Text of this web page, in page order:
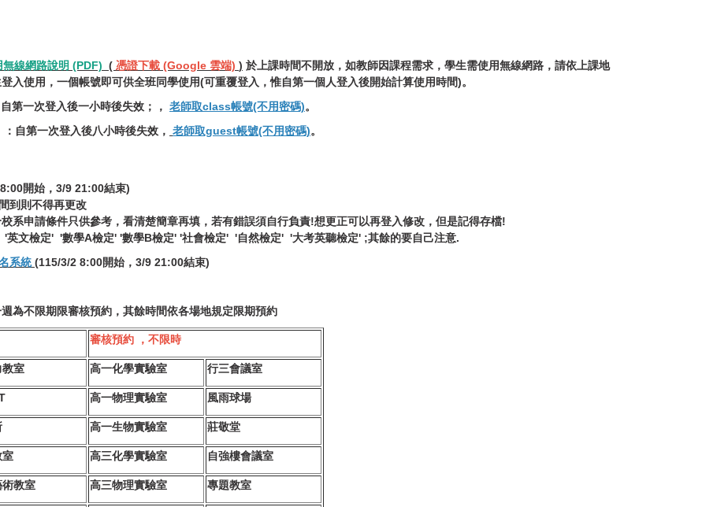
無線網路說明 (PDF) ( 憑證下載 (Google 雲端) ) 於上課時間不開放，如教師因課程需求，學生需使用無線網路，請依上課地
入使用，一個帳號即可供全班同學使用(可重覆登入，惟自第一個人登入後開始計算使用時間)。
第一次登入後一小時後失效；， 老師取class帳號(不用密碼)。
自第一次登入後八小時後失效， 老師取guest帳號(不用密碼)。
開始，3/9 21:00結束)
到則不得再更改
系申請條件只供參考，看清楚簡章再填，若有錯誤須自行負責!想更正可以再登入修改，但是記得存檔!
英文檢定' '數學A檢定' '數學B檢定' '社會檢定' '自然檢定' '大考英聽檢定' ;其餘的要自己注意.
系統 (115/3/2 8:00開始，3/9 21:00結束)
為不限期限審核預約，其餘時間依各場地規定限期預約
審核預約 ，不限時
教室 高一化學實驗室 行三會議室
高一物理實驗室 風雨球場
高一生物實驗室 莊敬堂
室 高三化學實驗室 自強樓會議室
教室 高三物理實驗室 專題教室